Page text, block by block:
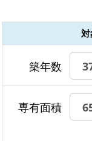
築年数
専有面積